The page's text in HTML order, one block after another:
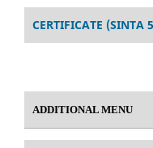
CERTIFICATE (SINTA
ADDITIONAL MENU